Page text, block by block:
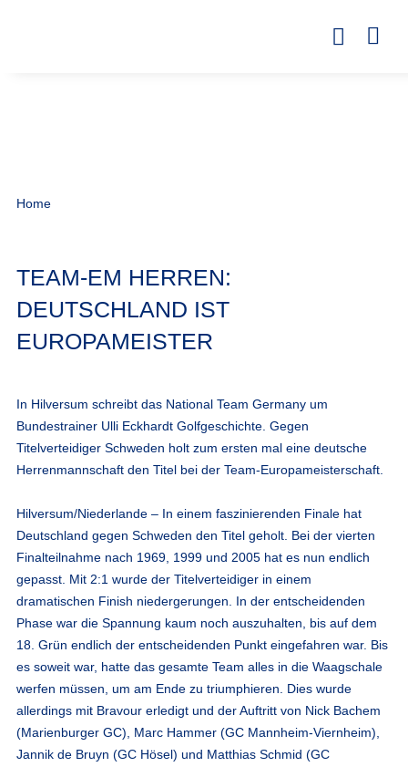
Home
TEAM-EM HERREN:
DEUTSCHLAND IST
EUROPAMEISTER
In Hilversum schreibt das National Team Germany um
Bundestrainer Ulli Eckhardt Golfgeschichte. Gegen
Titelverteidiger Schweden holt zum ersten mal eine deutsche
Herrenmannschaft den Titel bei der Team-Europameisterschaft.
Hilversum/Niederlande – In einem faszinierenden Finale hat
Deutschland gegen Schweden den Titel geholt. Bei der vierten
Finalteilnahme nach 1969, 1999 und 2005 hat es nun endlich
gepasst. Mit 2:1 wurde der Titelverteidiger in einem
dramatischen Finish niedergerungen. In der entscheidenden
Phase war die Spannung kaum noch auszuhalten, bis auf dem
18. Grün endlich der entscheidenden Punkt eingefahren war. Bis
es soweit war, hatte das gesamte Team alles in die Waagschale
werfen müssen, um am Ende zu triumphieren. Dies wurde
allerdings mit Bravour erledigt und der Auftritt von Nick Bachem
(Marienburger GC), Marc Hammer (GC Mannheim-Viernheim),
Jannik de Bruyn (GC Hösel) und Matthias Schmid (GC